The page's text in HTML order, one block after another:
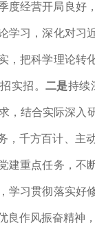
度经营开局良好
学习，深化对习
，把科学理论转
实招。 二是持续
，结合实际深入
，千方百计、主
建重点任务，不
学习贯彻落实好
良作风振奋精神